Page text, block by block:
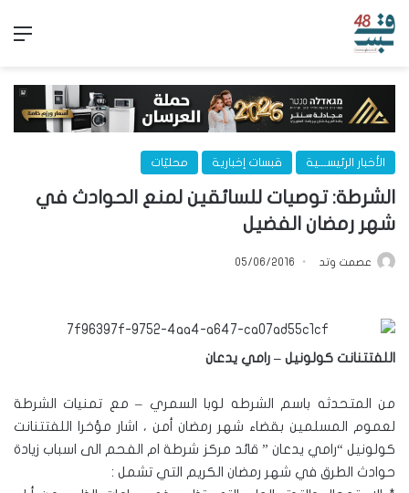
الأخبار الرئيســـية قبسات إخبارية محليّات
الشرطة: توصيات للسائقين لمنع الحوادث في
شهر رمضان الفضيل
عصمت وتد 05/06/2016
اللفتتنانت كولونيل – رامي يدعان
من المتحدثه باسم الشرطه لوبا السمري – مع تمنيات الشرطة
لعموم المسلمين بقضاء شهر رمضان أمن ، اشار مؤخرا اللفتتنانت
كولونيل “رامي يدعان ” قائد مركز شرطة ام الفحم الى اسباب زيادة
حوادث الطرق في شهر رمضان الكريم التي تشمل :